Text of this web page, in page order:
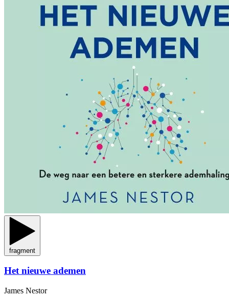
fragment
Het nieuwe ademen
James Nestor